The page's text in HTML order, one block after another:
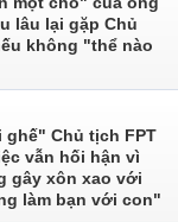
lâu lại gặp Chủ
không "thể nào
Chủ tịch FPT
vẫn hối hận vì
gây xôn xao với
làm bạn với con"